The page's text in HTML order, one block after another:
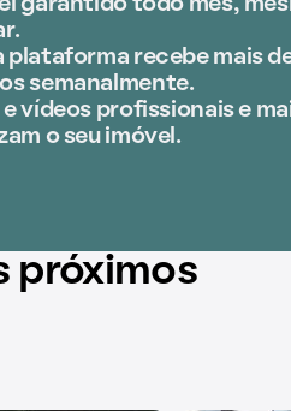
garantido todo mês,
plataforma recebe mais
semanalmente.
e vídeos profissionais e
o seu imóvel.
próximos